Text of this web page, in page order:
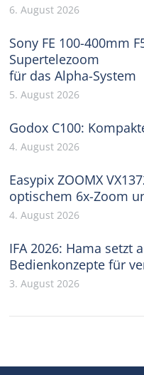
6. August 2026
Sony FE 100-400mm
Supertelezoom
für das Alpha-System
5. August 2026
Godox C100:
4. August 2026
Easypix ZOOMX
optischem 6x-Zoom
4. August 2026
IFA 2026: Hama setzt
Bedienkonzepte für
3. August 2026